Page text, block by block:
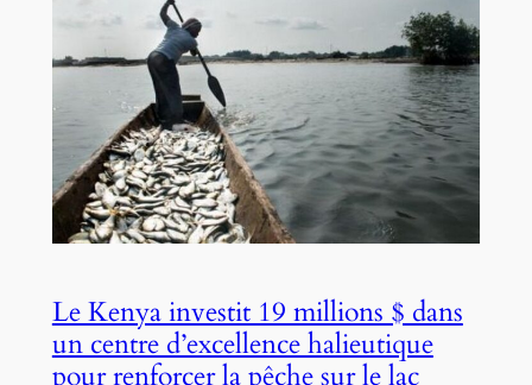
Le Kenya investit 19 millions $ dans
un centre d’excellence halieutique
pour renforcer la pêche sur le lac